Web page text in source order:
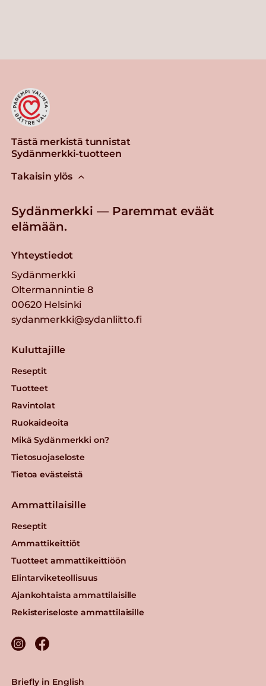
Tästä merkistä tunnistat
Sydänmerkki-tuotteen
Takaisin ylös
Sydänmerkki — Paremmat eväät
elämään.
Yhteystiedot
Sydänmerkki
Oltermannintie 8
00620 Helsinki
sydanmerkki@sydanliitto.fi
Kuluttajille
Reseptit
Tuotteet
Ravintolat
Ruokaideoita
Mikä Sydänmerkki on?
Tietosuojaseloste
Tietoa evästeistä
Ammattilaisille
Reseptit
Ammattikeittiöt
Tuotteet ammattikeittiöön
Elintarviketeollisuus
Ajankohtaista ammattilaisille
Rekisteriseloste ammattilaisille
Briefly in English